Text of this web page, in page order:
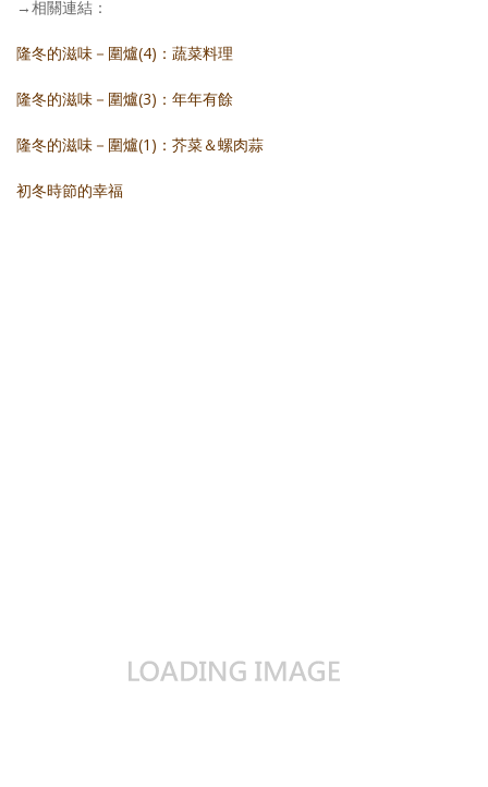
→相關連結：
隆冬的滋味－圍爐(4)：蔬菜料理
隆冬的滋味－圍爐(3)：年年有餘
隆冬的滋味－圍爐(1)：芥菜＆螺肉蒜
初冬時節的幸福